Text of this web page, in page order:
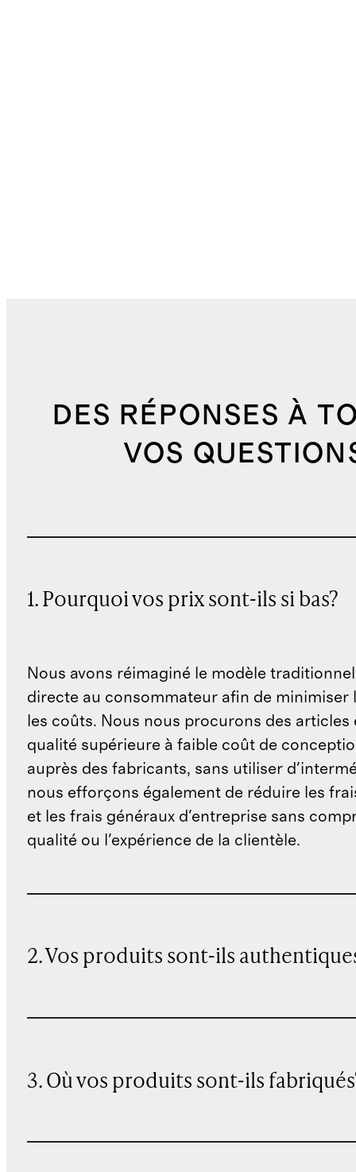
DES RÉPONSES À
VOS
1. Pourquoi vos prix sont-ils si bas?
Nous avons réimaginé le modèle
directe au consommateur afin de minimiser
les coûts. Nous nous procurons des articles
qualité supérieure à faible coût de
auprès des fabricants, sans utiliser
nous efforçons également de réduire les
et les frais généraux d'entreprise sans
qualité ou l'expérience de la clientèle.
2. Vos produits sont-ils
3. Où vos produits sont-ils